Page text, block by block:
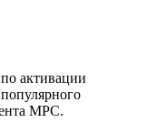
активации
MPC.